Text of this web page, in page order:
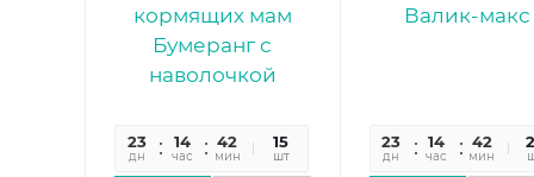
23
дн
14
час
42
мин
04
сек
15
шт
23
дн
14
час
42
мин